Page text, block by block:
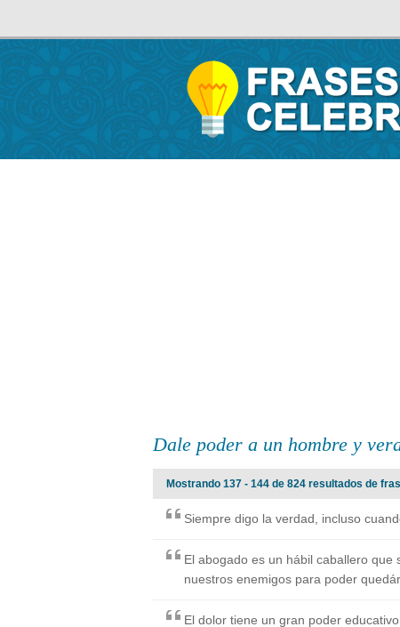
Dale poder a un hombre y
Mostrando 137 - 144 de 824 resultados de
Siempre digo la verdad, incluso
El abogado es un hábil caballero
nuestros enemigos para poder
El dolor tiene un gran poder